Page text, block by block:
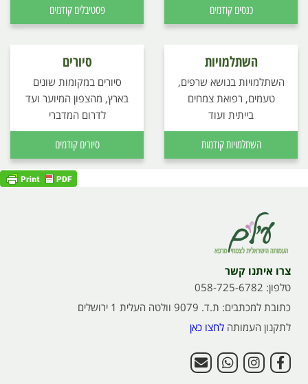
כנסים קודמים פסטיבלים קודמים
השתלמויות
השתלמויות בנושא שרפים,
טעמים, רפואת צמחים
בייתית ועוד
השתלמויות קודמות
סיורים
סיורים במקומות שונים
בארץ, מהצפון המיוער ועד
לדרום המדברי
סיורים קודמים
צרו איתנו קשר
טלפון: 058-725-6782
כתובת למכתבים: ת.ד. 9079 וולטה העלית 1 ירושלים
לתקנון העמותה לחצו כאן